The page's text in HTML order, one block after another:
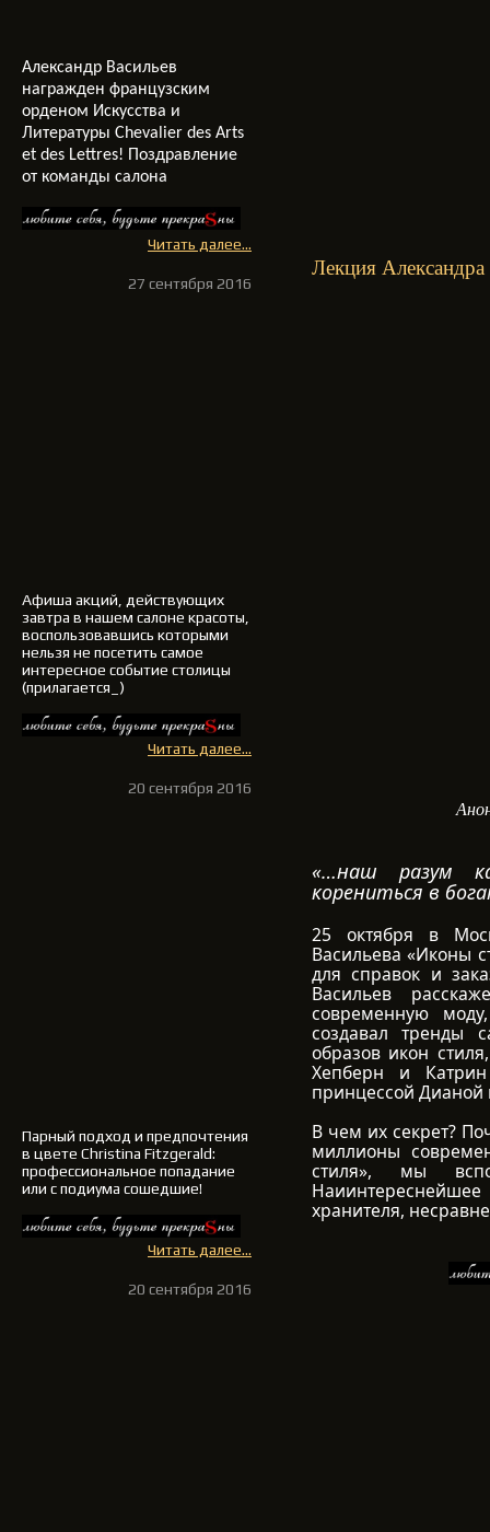
Александр Васильев
награжден французским
орденом Искусства и
Литературы Chevalier des Arts
et des Lettres! Поздравление
от команды салона
Читать далее...
27 сентября 2016
Афиша акций, действующих
завтра в нашем салоне красоты,
воспользовавшись которыми
нельзя не посетить самое
интересное событие столицы
(прилагается_)
Читать далее...
20 сентября 2016
Парный подход и предпочтения
в цвете Christina Fitzgerald:
профессиональное попадание
или с подиума сошедшие!
Читать далее...
20 сентября 2016
Лекция
«…наш разум
корениться в
25 октября в
Васильева «Иконы
для справок и
Васильев
современную
создавал тренды
образов икон
Хепберн и
принцессой
В чем их секрет?
миллионы
стиля», мы
хранителя,